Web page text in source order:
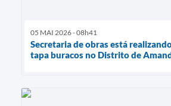
05 MAI 2026 - 08h41
Secretaria de obras está
tapa buracos no Distrito de